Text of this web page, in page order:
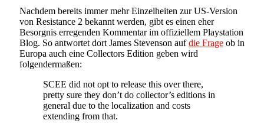
Nachdem bereits immer mehr Einzelheiten zur US-Version
von Resistance 2 bekannt werden, gibt es einen eher
Besorgnis erregenden Kommentar im offiziellem Playstation
Blog. So antwortet dort James Stevenson aufdie Frage ob in
Europa auch eine Collectors Edition geben wird
folgendermaßen:
SCEE did not opt to release this over there,
pretty sure they don’t do collector’s editions in
general due to the localization and costs
extending from that.